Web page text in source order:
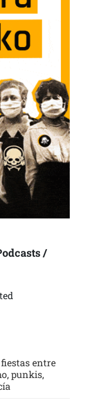
/
fiestas entre
punkis,